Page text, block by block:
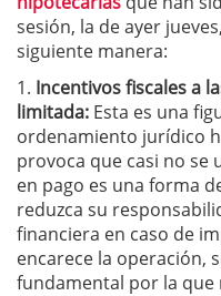
sesión, la de ayer
siguiente manera:
1. Incentivos fiscales a
limitada: Esta es una
ordenamiento jurídico
provoca que casi no se
en pago es una forma
reduzca su
financiera en caso de
encarece la operación,
fundamental por la que